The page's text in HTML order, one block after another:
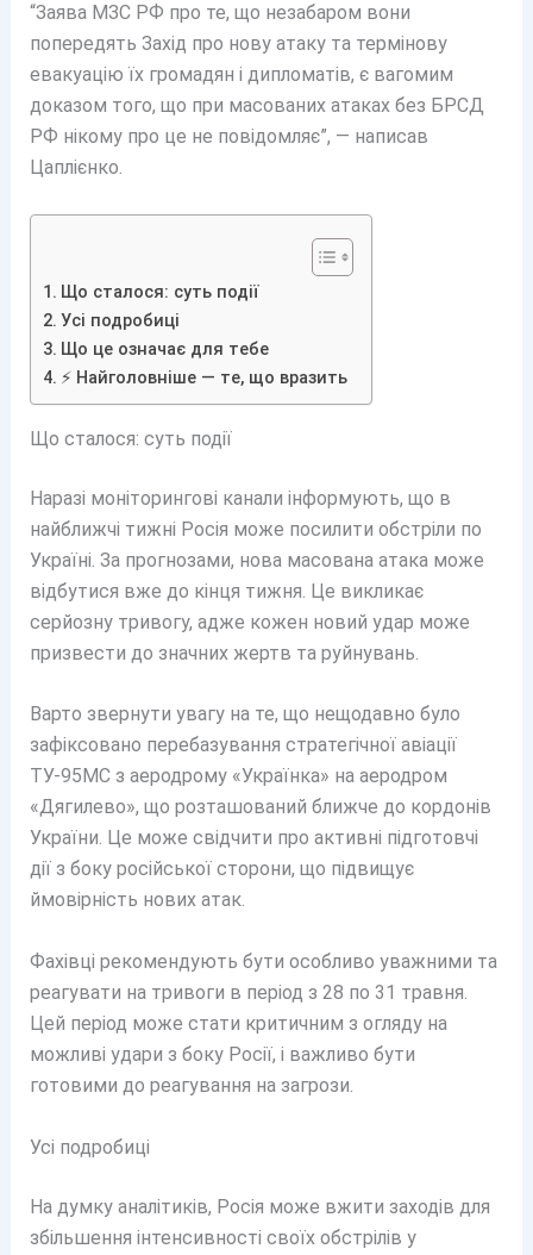
“Заява МЗС РФ про те, що незабаром вони
попередять Захід про нову атаку та термінову
евакуацію їх громадян і дипломатів, є вагомим
доказом того, що при масованих атаках без БРСД
РФ нікому про це не повідомляє”, — написав
Цаплієнко.
Що сталося: суть події
Усі подробиці
Що це означає для тебе
⚡ Найголовніше — те, що вразить
Що сталося: суть події
Наразі моніторингові канали інформують, що в
найближчі тижні Росія може посилити обстріли по
Україні. За прогнозами, нова масована атака може
відбутися вже до кінця тижня. Це викликає
серйозну тривогу, адже кожен новий удар може
призвести до значних жертв та руйнувань.
Варто звернути увагу на те, що нещодавно було
зафіксовано перебазування стратегічної авіації
ТУ-95МС з аеродрому «Українка» на аеродром
«Дягилево», що розташований ближче до кордонів
України. Це може свідчити про активні підготовчі
дії з боку російської сторони, що підвищує
ймовірність нових атак.
Фахівці рекомендують бути особливо уважними та
реагувати на тривоги в період з 28 по 31 травня.
Цей період може стати критичним з огляду на
можливі удари з боку Росії, і важливо бути
готовими до реагування на загрози.
Усі подробиці
На думку аналітиків, Росія може вжити заходів для
збільшення інтенсивності своїх обстрілів у